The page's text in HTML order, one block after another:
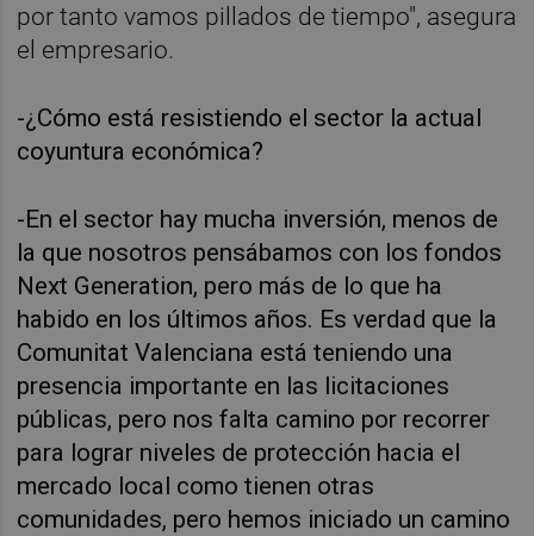
por tanto vamos pillados de tiempo", asegura
el empresario.
-¿Cómo está resistiendo el sector la actual
coyuntura económica?
-En el sector hay mucha inversión, menos de
la que nosotros pensábamos con los fondos
Next Generation, pero más de lo que ha
habido en los últimos años. Es verdad que la
Comunitat Valenciana está teniendo una
presencia importante en las licitaciones
públicas, pero nos falta camino por recorrer
para lograr niveles de protección hacia el
mercado local como tienen otras
comunidades, pero hemos iniciado un camino